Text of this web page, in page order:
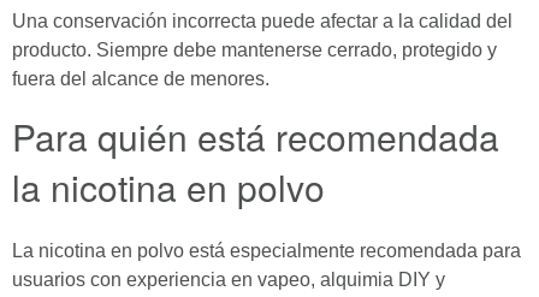
Una conservación incorrecta puede afectar a la calidad del
producto. Siempre debe mantenerse cerrado, protegido y
fuera del alcance de menores.
Para quién está recomendada
la nicotina en polvo
La nicotina en polvo está especialmente recomendada para
usuarios con experiencia en vapeo, alquimia DIY y